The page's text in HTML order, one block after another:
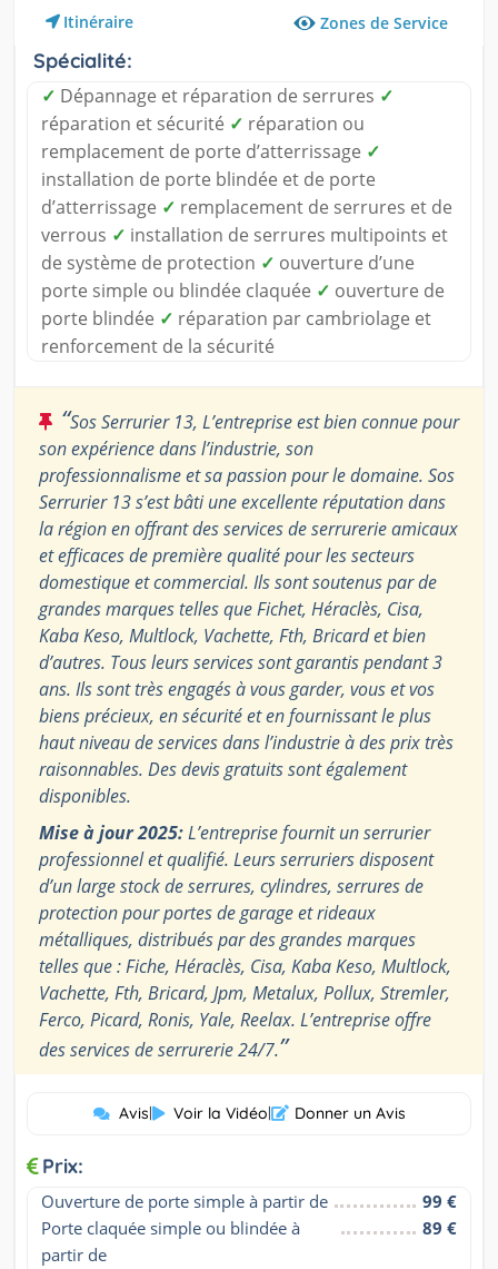
Itinéraire Zones de Service
Spécialité:
✓ Dépannage et réparation de serrures ✓
réparation et sécurité ✓ réparation ou
remplacement de porte d’atterrissage ✓
installation de porte blindée et de porte
d’atterrissage ✓ remplacement de serrures et de
verrous ✓ installation de serrures multipoints et
de système de protection ✓ ouverture d’une
porte simple ou blindée claquée ✓ ouverture de
porte blindée ✓ réparation par cambriolage et
renforcement de la sécurité
“Sos Serrurier 13, L’entreprise est bien connue pour
son expérience dans l’industrie, son
professionnalisme et sa passion pour le domaine. Sos
Serrurier 13 s’est bâti une excellente réputation dans
la région en offrant des services de serrurerie amicaux
et efficaces de première qualité pour les secteurs
domestique et commercial. Ils sont soutenus par de
grandes marques telles que Fichet, Héraclès, Cisa,
Kaba Keso, Multlock, Vachette, Fth, Bricard et bien
d’autres. Tous leurs services sont garantis pendant 3
ans. Ils sont très engagés à vous garder, vous et vos
biens précieux, en sécurité et en fournissant le plus
haut niveau de services dans l’industrie à des prix très
raisonnables. Des devis gratuits sont également
disponibles.
Mise à jour 2025:L’entreprise fournit un serrurier
professionnel et qualifié. Leurs serruriers disposent
d’un large stock de serrures, cylindres, serrures de
protection pour portes de garage et rideaux
métalliques, distribués par des grandes marques
telles que : Fiche, Héraclès, Cisa, Kaba Keso, Multlock,
Vachette, Fth, Bricard, Jpm, Metalux, Pollux, Stremler,
Ferco, Picard, Ronis, Yale, Reelax. L’entreprise offre
des services de serrurerie 24/7.”
Avis| Voir la Vidéo| Donner un Avis
Prix:
Ouverture de porte simple à partir de
99 €
Porte claquée simple ou blindée à
partir de
89 €